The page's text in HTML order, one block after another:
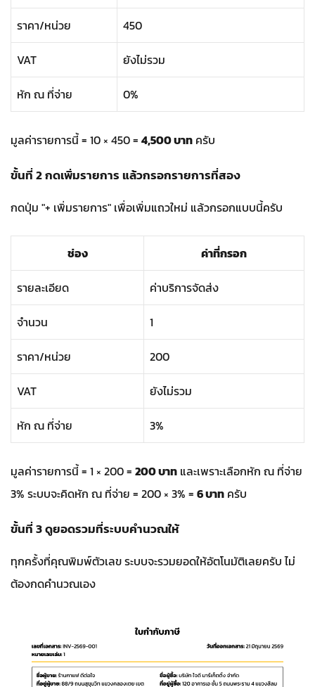
ราคา/หน่วย 450
VAT ยังไม่รวม
หัก ณ ที่จ่าย 0%
มูลค่ารายการนี้ = 10 × 450 = 4,500 บาท ครับ
ขั้นที่ 2 กดเพิ่มรายการ แล้วกรอกรายการที่สอง
กดปุ่ม "+ เพิ่มรายการ" เพื่อเพิ่มแถวใหม่ แล้วกรอกแบบนี้ครับ
ช่อง ค่าที่กรอก
รายละเอียด ค่าบริการจัดส่ง
จำนวน 1
ราคา/หน่วย 200
VAT ยังไม่รวม
หัก ณ ที่จ่าย 3%
มูลค่ารายการนี้ = 1 × 200 = 200 บาท และเพราะเลือกหัก ณ ที่จ่าย
3% ระบบจะคิดหัก ณ ที่จ่าย = 200 × 3% = 6 บาท ครับ
ขั้นที่ 3 ดูยอดรวมที่ระบบคำนวณให้
ทุกครั้งที่คุณพิมพ์ตัวเลข ระบบจะรวมยอดให้อัตโนมัติเลยครับ ไม่
ต้องกดคำนวณเอง